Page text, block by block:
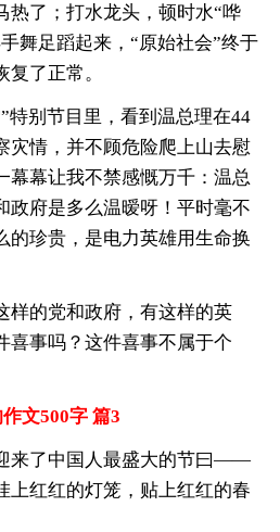
热了；打水龙头，顿时水“哗
舞足蹈起来，“原始社会”终于
了正常。
特别节目里，看到温总理在44
灾情，并不顾危险爬上山去慰
幕幕让我不禁感慨万千：温总
政府是多么温暧呀！平时毫不
的珍贵，是电力英雄用生命换
样的党和政府，有这样的英
喜事吗？这件喜事不属于个
文500字 篇3
来了中国人最盛大的节曰——
上红红的灯笼，贴上红红的春